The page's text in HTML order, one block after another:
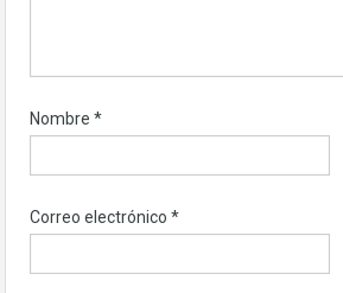
Nombre *
Correo electrónico *